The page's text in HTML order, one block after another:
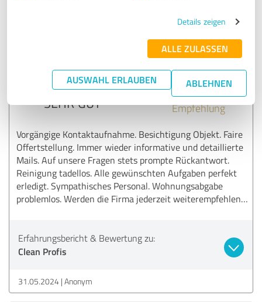
Details zeigen
ALLE ZULASSEN
AUSWAHL ERLAUBEN ABLEHNEN
5,00 von 5
SEHR GUT Empfehlung
Vorgängige Kontaktaufnahme. Besichtigung Objekt. Faire
Offertstellung. Immer wieder informative und detaillierte
Mails. Auf unsere Fragen stets prompte Rückantwort.
Reinigung tadellos. Alle gewünschten Aufgaben perfekt
erledigt. Sympathisches Personal. Wohnungsabgabe
problemlos. Werden die Firma jederzeit weiterempfehlen…
Erfahrungsbericht & Bewertung zu:
Clean Profis
31.05.2024 Anonym